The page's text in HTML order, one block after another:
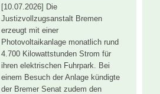
[10.07.2026] Die
Justizvollzugsanstalt Bremen
erzeugt mit einer
Photovoltaikanlage monatlich rund
4.700 Kilowattstunden Strom für
ihren elektrischen Fuhrpark. Bei
einem Besuch der Anlage kündigte
der Bremer Senat zudem den